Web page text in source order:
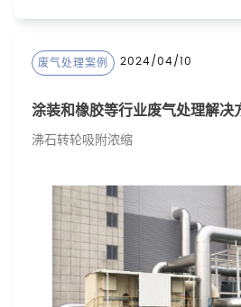
废气处理案例 2024/04/10
涂装和橡胶等行业废气处理解决
沸石转轮吸附浓缩